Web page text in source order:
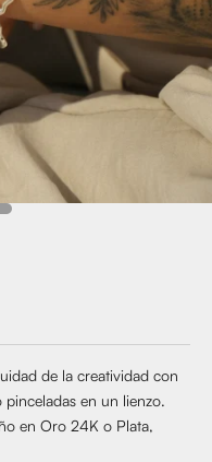
2 3
artículo 4
de la creatividad con
pinceladas en un lienzo.
en Oro 24K o Plata,